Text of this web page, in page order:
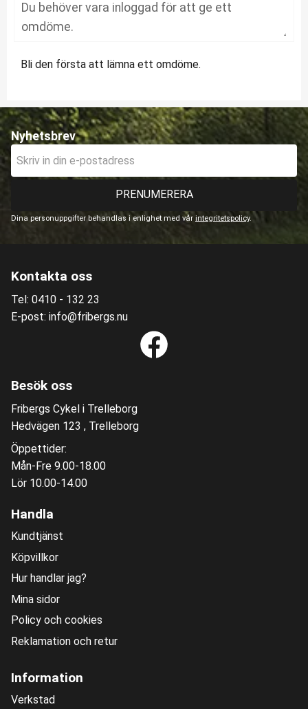
Bli den första att lämna ett omdöme.
Nyhetsbrev
PRENUMERERA
Dina personuppgifter behandlas i enlighet med vår integritetspolicy.
Kontakta oss
Tel: 0410 - 132 23
E-post: info@fribergs.nu
Besök oss
Fribergs Cykel i Trelleborg
Hedvägen 123 , Trelleborg
Öppettider:
Mån-Fre 9.00-18.00
Lör 10.00-14.00
Handla
Kundtjänst
Köpvillkor
Hur handlar jag?
Mina sidor
Policy och cookies
Reklamation och retur
Information
Verkstad